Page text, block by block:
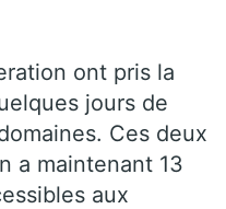
ont pris la
jours de
Ces deux
a maintenant 13
aux